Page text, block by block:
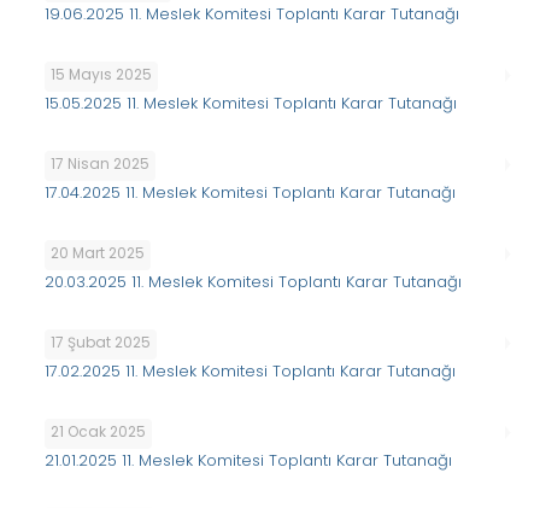
19.06.2025 11. Meslek Komitesi Toplantı Karar Tutanağı
15 Mayıs 2025
15.05.2025 11. Meslek Komitesi Toplantı Karar Tutanağı
17 Nisan 2025
17.04.2025 11. Meslek Komitesi Toplantı Karar Tutanağı
20 Mart 2025
20.03.2025 11. Meslek Komitesi Toplantı Karar Tutanağı
17 Şubat 2025
17.02.2025 11. Meslek Komitesi Toplantı Karar Tutanağı
21 Ocak 2025
21.01.2025 11. Meslek Komitesi Toplantı Karar Tutanağı